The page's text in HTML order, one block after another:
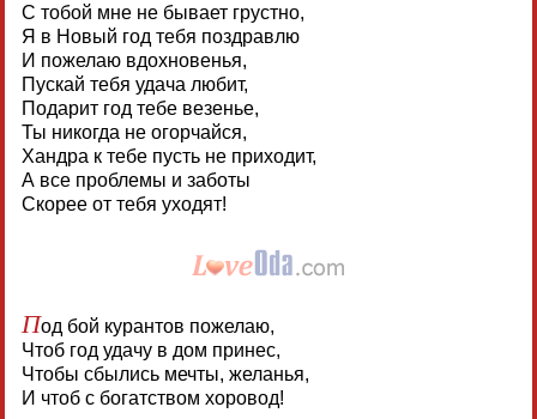
С тобой мне не бывает грустно,
Я в Новый год тебя поздравлю
И пожелаю вдохновенья,
Пускай тебя удача любит,
Подарит год тебе везенье,
Ты никогда не огорчайся,
Хандра к тебе пусть не приходит,
А все проблемы и заботы
Скорее от тебя уходят!
Под бой курантов пожелаю,
Чтоб год удачу в дом принес,
Чтобы сбылись мечты, желанья,
И чтоб с богатством хоровод!